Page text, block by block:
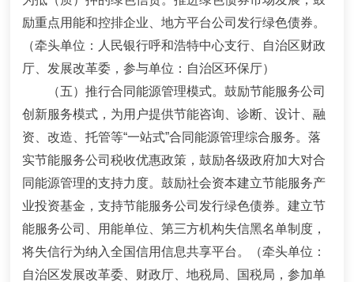
励重点用能和控排企业、地方平台公司发行绿色债券。
（牵头单位：人民银行呼和浩特中心支行、自治区财政
厅、发展改革委，参与单位：自治区环保厅）
（五）推行合同能源管理模式。鼓励节能服务公司
创新服务模式，为用户提供节能咨询、诊断、设计、融
资、改造、托管等“一站式”合同能源管理综合服务。落
实节能服务公司税收优惠政策，鼓励各级政府加大对合
同能源管理的支持力度。鼓励社会资本建立节能服务产
业投资基金，支持节能服务公司发行绿色债券。建立节
能服务公司、用能单位、第三方机构失信黑名单制度，
将失信行为纳入全国信用信息共享平台。
（牵头单位：
自治区发展改革委、财政厅、地税局、国税局，参加单